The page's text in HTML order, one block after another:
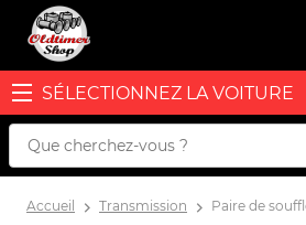
SÉLECTIONNEZ LA VOITURE
Accueil Transmission Paire de